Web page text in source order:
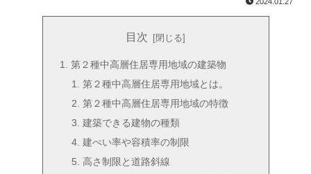
目次
第２種中高層住居専用地域の建築物
第２種中高層住居専用地域とは。
第２種中高層住居専用地域の特徴
建築できる建物の種類
建ぺい率や容積率の制限
高さ制限と道路斜線